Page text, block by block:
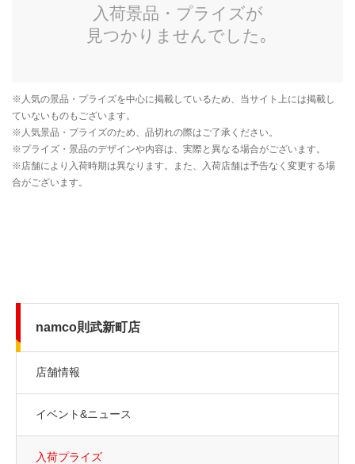
namco則武新町店
店舗情報
イベント&ニュース
入荷プライズ